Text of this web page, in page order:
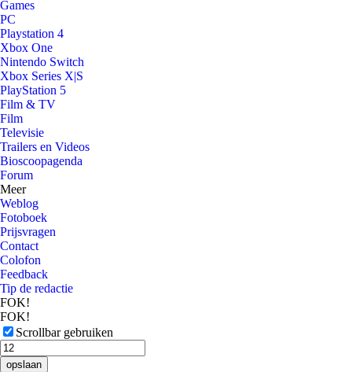
Games
PC
Playstation 4
Xbox One
Nintendo Switch
Xbox Series X|S
PlayStation 5
Film & TV
Film
Televisie
Trailers en Videos
Bioscoopagenda
Forum
Meer
Weblog
Fotoboek
Prijsvragen
Contact
Colofon
Feedback
Tip de redactie
FOK!
FOK!
Scrollbar gebruiken
opslaan